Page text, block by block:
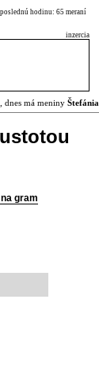
hodinu: 65 meraní
inzercia
dnes má meniny Štefánia
gram